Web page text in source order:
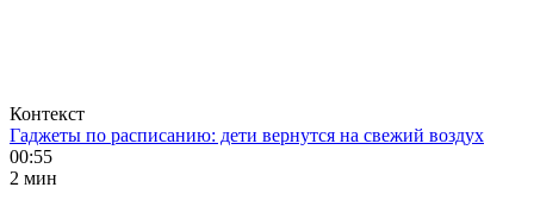
Контекст
Гаджеты по расписанию: дети вернутся на свежий воздух
00:55
2 мин